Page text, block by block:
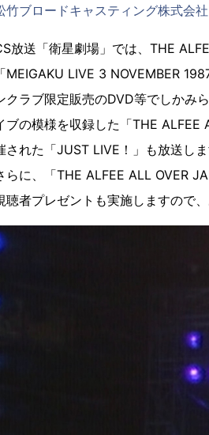
竹ブロードキャスティング株式会社
放送「衛星劇場」では、THE
「MEIGAKU LIVE 3 NOVEMBER
クラブ限定販売のDVD等でしかみ
ブの模様を収録した「THE
された「JUST LIVE！」も放送しま
らに、「THE ALFEE ALL OVER
聴者プレゼントも実施しますので